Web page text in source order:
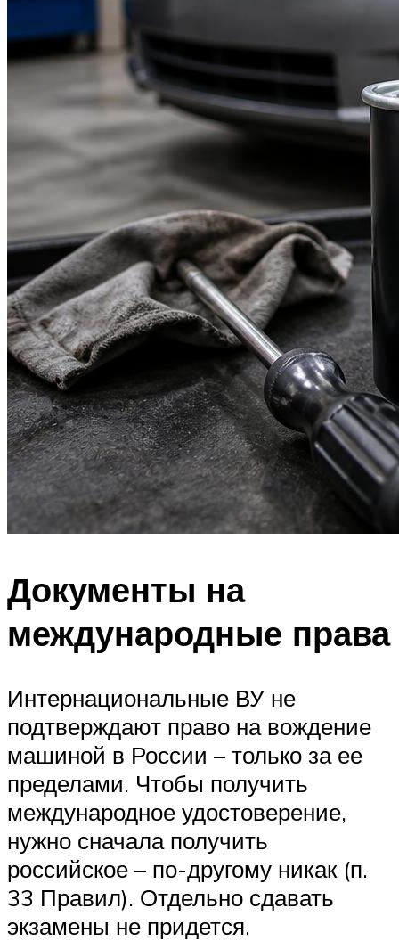
Документы на
международные права
Интернациональные ВУ не
подтверждают право на вождение
машиной в России – только за ее
пределами. Чтобы получить
международное удостоверение,
нужно сначала получить
российское – по-другому никак (п.
33 Правил). Отдельно сдавать
экзамены не придется.